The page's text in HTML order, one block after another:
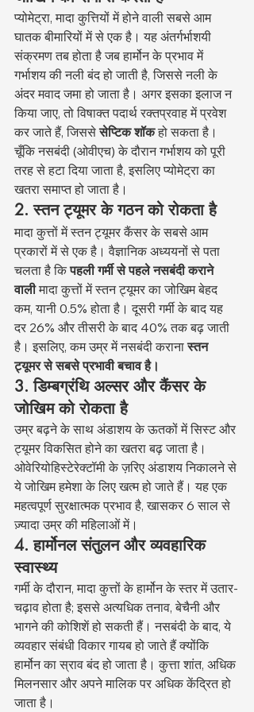
प्योमेट्रा, मादा कुत्तियों में होने वाली सबसे आम
घातक बीमारियों में से एक है। यह अंतर्गर्भाशयी
संक्रमण तब होता है जब हार्मोन के प्रभाव में
गर्भाशय की नली बंद हो जाती है, जिससे नली के
अंदर मवाद जमा हो जाता है। अगर इसका इलाज न
किया जाए, तो विषाक्त पदार्थ रक्तप्रवाह में प्रवेश
कर जाते हैं, जिससे सेप्टिक शॉक हो सकता है।
चूँकि नसबंदी (ओवीएच) के दौरान गर्भाशय को पूरी
तरह से हटा दिया जाता है, इसलिए प्योमेट्रा का
खतरा समाप्त हो जाता है।
2. स्तन ट्यूमर के गठन को रोकता है
मादा कुत्तों में स्तन ट्यूमर कैंसर के सबसे आम
प्रकारों में से एक है। वैज्ञानिक अध्ययनों से पता
चलता है कि पहली गर्मी से पहले नसबंदी कराने
वाली मादा कुत्तों में स्तन ट्यूमर का जोखिम बेहद
कम, यानी 0.5% होता है। दूसरी गर्मी के बाद यह
दर 26% और तीसरी के बाद 40% तक बढ़ जाती
है। इसलिए, कम उम्र में नसबंदी कराना स्तन
ट्यूमर से सबसे प्रभावी बचाव है।
3. डिम्बग्रंथि अल्सर और कैंसर के
जोखिम को रोकता है
उम्र बढ़ने के साथ अंडाशय के ऊतकों में सिस्ट और
ट्यूमर विकसित होने का खतरा बढ़ जाता है।
ओवेरियोहिस्टेरेक्टॉमी के ज़रिए अंडाशय निकालने से
ये जोखिम हमेशा के लिए खत्म हो जाते हैं। यह एक
महत्वपूर्ण सुरक्षात्मक प्रभाव है, खासकर 6 साल से
ज़्यादा उम्र की महिलाओं में।
4. हार्मोनल संतुलन और व्यवहारिक
स्वास्थ्य
गर्मी के दौरान, मादा कुत्तों के हार्मोन के स्तर में उतार-
चढ़ाव होता है; इससे अत्यधिक तनाव, बेचैनी और
भागने की कोशिशें हो सकती हैं। नसबंदी के बाद, ये
व्यवहार संबंधी विकार गायब हो जाते हैं क्योंकि
हार्मोन का स्राव बंद हो जाता है। कुत्ता शांत, अधिक
मिलनसार और अपने मालिक पर अधिक केंद्रित हो
जाता है।